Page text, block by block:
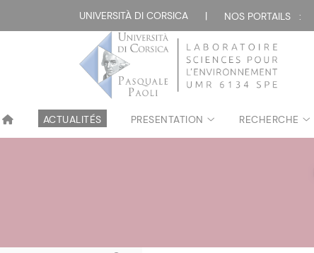
UNIVERSITÀ DI CORSICA | NOS PORTAILS :
ACTUALITÉS PRESENTATION RECHERCHE